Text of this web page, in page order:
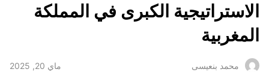
الاستراتيجية الكبرى في المملكة
المغربية
محمد بنعيسى ماي 20, 2025